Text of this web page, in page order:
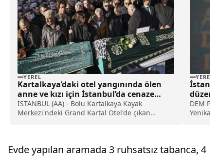
YEREL
Kartalkaya’daki otel yangınında ölen
anne ve kızı için İstanbul’da cenaze
töreni yapıldı haberi
İSTANBUL (AA) - Bolu Kartalkaya Kayak
Merkezi'ndeki Grand Kartal Otel'de çıkan
yapılan törende acılı...
YEREL
DEM
polis
Evde yapılan aramada 3 ruhsatsız tabanca, 4